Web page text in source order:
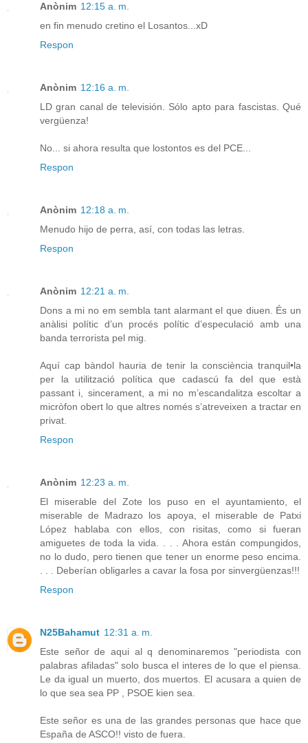
Anònim 12:15 a. m.
en fin menudo cretino el Losantos...xD
Respon
Anònim 12:16 a. m.
LD gran canal de televisión. Sólo apto para fascistas. Qué
vergüenza!
No... si ahora resulta que lostontos es del PCE...
Respon
Anònim 12:18 a. m.
Menudo hijo de perra, así, con todas las letras.
Respon
Anònim 12:21 a. m.
Dons a mi no em sembla tant alarmant el que diuen. És un
anàlisi polític d’un procés polític d’especulació amb una
banda terrorista pel mig.
Aquí cap bàndol hauria de tenir la consciència tranquil•la
per la utilització política que cadascú fa del que està
passant i, sincerament, a mi no m’escandalitza escoltar a
micròfon obert lo que altres només s’atreveixen a tractar en
privat.
Respon
Anònim 12:23 a. m.
El miserable del Zote los puso en el ayuntamiento, el
miserable de Madrazo los apoya, el miserable de Patxi
López hablaba con ellos, con risitas, como si fueran
amiguetes de toda la vida. . . . Ahora están compungidos,
no lo dudo, pero tienen que tener un enorme peso encima.
. . . Deberían obligarles a cavar la fosa por sinvergüenzas!!!
Respon
N25Bahamut 12:31 a. m.
Este señor de aqui al q denominaremos "periodista con
palabras afiladas" solo busca el interes de lo que el piensa.
Le da igual un muerto, dos muertos. El acusara a quien de
lo que sea sea PP , PSOE kien sea.
Este señor es una de las grandes personas que hace que
España de ASCO!! visto de fuera.